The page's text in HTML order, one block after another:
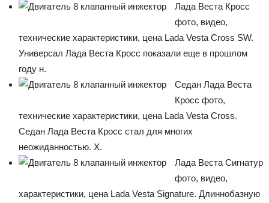
Лада Веста Кросс
фото, видео,
технические характеристики, цена Lada Vesta Cross SW.
Универсал Лада Веста Кросс показали еще в прошлом
году н.
Седан Лада Веста
Кросс фото,
технические характеристики, цена Lada Vesta Cross.
Седан Лада Веста Кросс стал для многих
неожиданностью. Х.
Лада Веста Сигнатур
фото, видео,
характеристики, цена Lada Vesta Signature. Длиннобазную